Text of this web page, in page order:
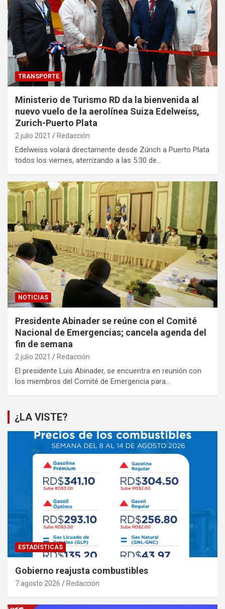
TRANSPORTE
Ministerio de Turismo RD da la bienvenida al
nuevo vuelo de la aerolínea Suiza Edelweiss,
Zurich-Puerto Plata
2 julio 2021 Redacción
Edelweiss volará directamente desde Zúrich a Puerto Plata
todos los viernes, aterrizando a las 5:30 de…
NOTICIAS
Presidente Abinader se reúne con el Comité
Nacional de Emergencias; cancela agenda del
fin de semana
2 julio 2021 Redacción
El presidente Luis Abinader, se encuentra en reunión con
los miembros del Comité de Emergencia para…
¿LA VISTE?
ESTADÍSTICAS
Gobierno reajusta combustibles
7 agosto 2026 Redacción